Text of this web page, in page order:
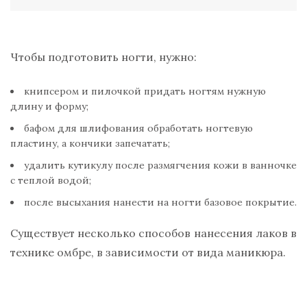
Чтобы подготовить ногти, нужно:
книпсером и пилочкой придать ногтям нужную
длину и форму;
бафом для шлифования обработать ногтевую
пластину, а кончики запечатать;
удалить кутикулу после размягчения кожи в ванночке
с теплой водой;
после высыхания нанести на ногти базовое покрытие.
Существует несколько способов нанесения лаков в
технике омбре, в зависимости от вида маникюра.